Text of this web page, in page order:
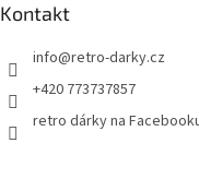
Kontakt
info@retro-darky.cz
+420 773737857
retro dárky na